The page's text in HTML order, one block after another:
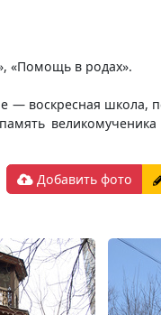
«Помощь в родах».
воскресная школа,
Добавить фото